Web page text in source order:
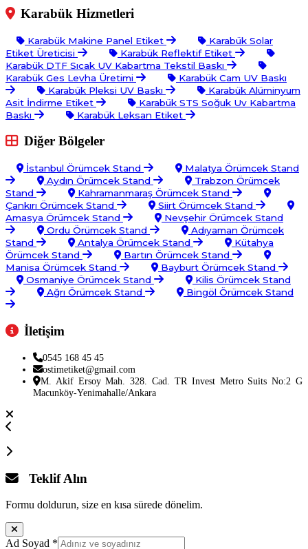
Karabük Hizmetleri
Karabük Makine Panel Etiket
Karabük Solar
Etiket Üreticisi
Karabük Reflektif Etiket
Karabük DTF Sıcak UV Kabartma Tekstil Baskı
Karabük Ges Levha Üretimi
Karabük Cam UV Baskı
Karabük Pleksi UV Baskı
Karabük Alüminyum
Asit İndirme Etiket
Karabük STS Soğuk Uv Kabartma
Baskı
Karabük Leksan Etiket
Diğer Bölgeler
İstanbul Örümcek Stand
Malatya Örümcek Stand
Aydın Örümcek Stand
Trabzon Örümcek
Stand
Kahramanmaraş Örümcek Stand
Çankırı Örümcek Stand
Siirt Örümcek Stand
Amasya Örümcek Stand
Nevşehir Örümcek Stand
Ordu Örümcek Stand
Adıyaman Örümcek
Stand
Antalya Örümcek Stand
Kütahya
Örümcek Stand
Bartın Örümcek Stand
Manisa Örümcek Stand
Bayburt Örümcek Stand
Osmaniye Örümcek Stand
Kilis Örümcek Stand
Ağrı Örümcek Stand
Bingöl Örümcek Stand
İletişim
0545 168 45 45
ostimetiket@gmail.com
M. Akif Ersoy Mah. 328. Cad. TR Invest Metro Suits No:2 G
Macunköy-Yenimahalle/Ankara
Teklif Alın
Formu doldurun, size en kısa sürede dönelim.
Ad Soyad *